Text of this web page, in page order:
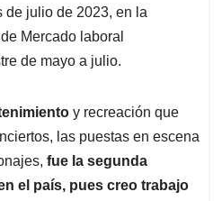
de julio de 2023, en la
Mercado laboral
de mayo a julio.
y recreación que
las puestas en escena
fue la segunda
el país, pues creo trabajo